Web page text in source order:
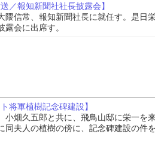
／報知新聞社社長披露会】
隈信常、報知新聞社長に就任す。是日
会に出席す。
将軍植樹記念碑建設】
小畑久五郎と共に、飛鳥山邸に栄一を
同夫人の植樹の傍に、記念碑建設の件